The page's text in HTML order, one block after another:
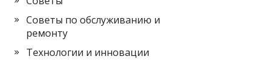
Советы по обслуживанию и
ремонту
Технологии и инновации